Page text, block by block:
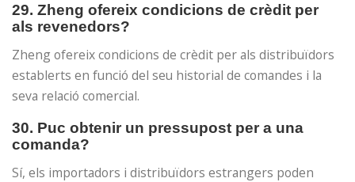
29. Zheng ofereix condicions de crèdit per
als revenedors?
Zheng ofereix condicions de crèdit per als distribuïdors
establerts en funció del seu historial de comandes i la
seva relació comercial.
30. Puc obtenir un pressupost per a una
comanda?
Sí, els importadors i distribuïdors estrangers poden